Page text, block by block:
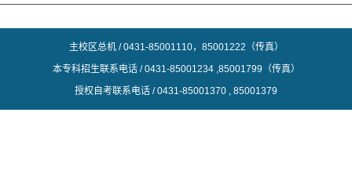
主校区总机 / 0431-85001110，85001222（传真）
本专科招生联系电话 / 0431-85001234 ,85001799（传真）
授权自考联系电话 / 0431-85001370 , 85001379